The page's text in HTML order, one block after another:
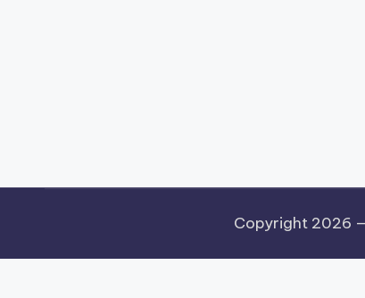
Copyright 2026